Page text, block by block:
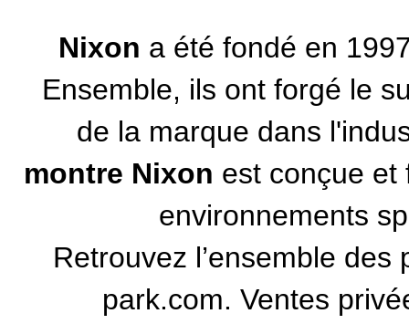
Nixon a été fondé en
Ensemble, ils ont forgé le
de la marque dans
montre Nixon est conçue et
environnements
Retrouvez l’ensemble
park.com. Ventes